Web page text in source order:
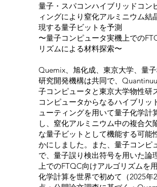
量子・スパコンハイブリッドコン
ィングにより窒化アルミニウム結
現する量子ビットを予測
〜量子コンピュータ実機上での
リズムによる材料探索〜
Quemix、旭化成、東京大学、量
研究開発機構は共同で、
子コンピュータと東京大学物性研
コンピュータからなるハイブリッ
ューティングを用いて量子化学計
し、窒化アルミニウム中の複合欠
な量子ビットとして機能する可能
かにしました。また、量子コンピ
で、量子誤り検出符号を用いた論
上でのFTQC向けアルゴリズムを
化学計算を世界で初めて（2025年